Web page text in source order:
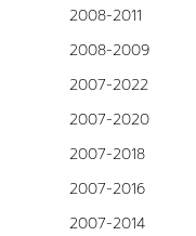
2008-2011
2008-2009
2007-2022
2007-2020
2007-2018
2007-2016
2007-2014